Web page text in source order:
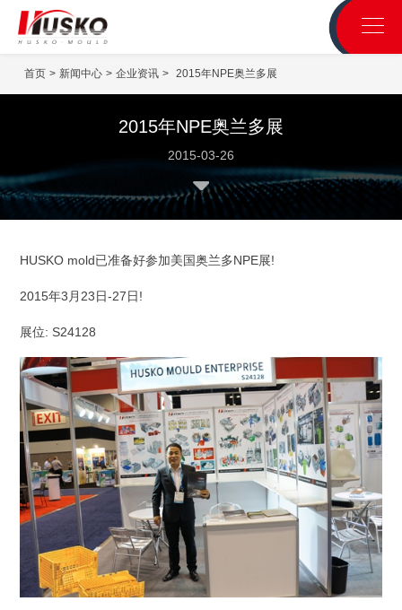
首页 > 新闻中心 > 企业资讯 > 2015年NPE奥兰多展
2015年NPE奥兰多展
2015-03-26
HUSKO mold已准备好参加美国奥兰多NPE展!
2015年3月23日-27日!
展位: S24128